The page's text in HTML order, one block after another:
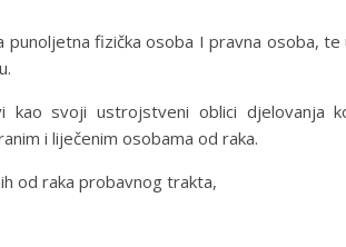
punoljetna fizička osoba I pravna osoba,
kao svoji ustrojstveni oblici
i liječenim osobama od raka.
od raka probavnog trakta,